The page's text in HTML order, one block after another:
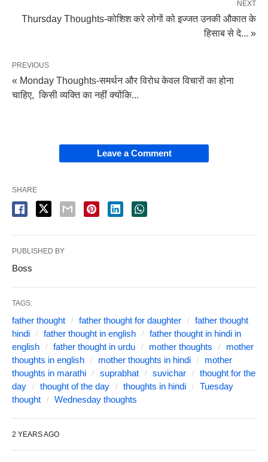
NEXT
Thursday Thoughts-कोशिश करे लोगों को इज्जत उनकी औकात के
हिसाब से दे... »
PREVIOUS
« Monday Thoughts-समर्थन और विरोध केवल विचारों का होना
चाहिए, किसी व्यक्ति का नहीं क्योंकि...
Leave a Comment
SHARE
PUBLISHED BY
Boss
TAGS:
father thought father thought for daughter
father thought
hindi
father thought in english
father thought in hindi in
english
father thought in urdu mother thoughts
mother
thoughts in english
mother thoughts in hindi
mother
thoughts in marathi
suprabhat suvichar
thought for the
day
thought of the day thoughts in hindi
Tuesday
thought
Wednesday thoughts
2 YEARS AGO